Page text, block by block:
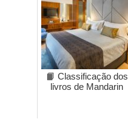
📙 Classificação dos
livros de Mandarin